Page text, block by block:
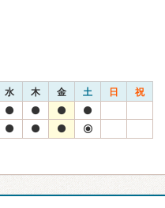
水 木 金 土 日 祝